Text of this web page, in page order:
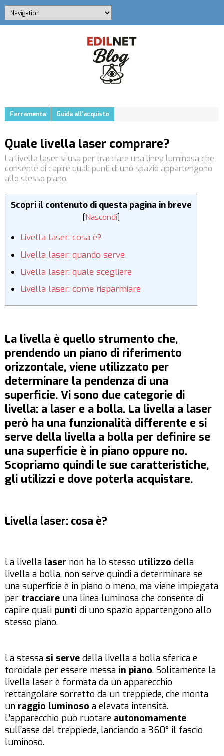
Ferramenta Guida all'acquisto
Quale livella laser comprare?
La livella laser si usa per tracciare una linea luminosa che
consente di capire quali punti di uno spazio appartengono
allo stesso piano.
Scopri il contenuto di questa pagina in breve
[Nascondi]
Livella laser: cosa è?
Livella laser: quando serve
Livella laser: quale scegliere
Livella laser: come risparmiare
La livella è quello strumento che,
prendendo un piano di riferimento
orizzontale, viene utilizzato per
determinare la pendenza di una
superficie. Vi sono due categorie di
livella: a laser e a bolla. La livella a laser
però ha una funzionalità differente e si
serve della livella a bolla per definire se
una superficie è in piano oppure no.
Scopriamo quindi le sue caratteristiche,
gli utilizzi e dove poterla acquistare.
Livella laser: cosa è?
La livella laser non ha lo stesso utilizzo della
livella a bolla, non serve quindi a determinare se
una superficie è in piano o meno, ma viene impiegata
per tracciare una linea luminosa che consente di
capire quali punti di uno spazio appartengono allo
stesso piano.
La stessa si serve della livella a bolla sferica e
toroidale per essere messa in piano. Solitamente la
livella laser è formata da un apparecchio
rettangolare sorretto da un treppiede, che monta
un raggio luminoso a elevata intensità.
L’apparecchio può ruotare autonomamente
sull’asse del treppiede, lanciando a 360° il fascio
luminoso.